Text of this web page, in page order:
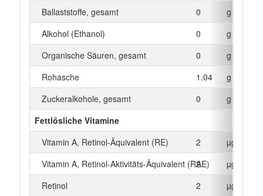
Ballaststoffe, gesamt
0
g
Alkohol (Ethanol)
0
g
Organische Säuren, gesamt
0
g
Rohasche
1.04
g
Zuckeralkohole, gesamt
0
g
Fettlösliche Vitamine
Vitamin A, Retinol-Äquivalent (RE)
2
µg
Vitamin A, Retinol-Aktivitäts-Äquivalent (RAE)
2
µg
Retinol
2
µg